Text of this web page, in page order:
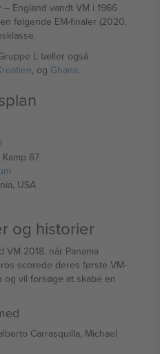
– England vandt VM i 1966
følgende EM-finaler (2020,
L tæller også
, og Ghana.
67
USA
og historier
2018, når Panama
scorede deres første VM-
og vil forsøge at skabe en
Carrasquilla, Michael